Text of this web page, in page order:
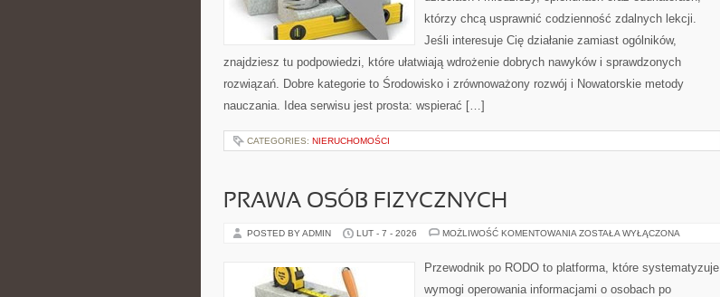
którzy chcą usprawnić codzienność zdalnych lekcji.
Jeśli interesuje Cię działanie zamiast ogólników,
znajdziesz tu podpowiedzi, które ułatwiają wdrożenie dobrych nawyków i sprawdzonych
rozwiązań. Dobre kategorie to Środowisko i zrównoważony rozwój i Nowatorskie metody
nauczania. Idea serwisu jest prosta: wspierać […]
CATEGORIES: NIERUCHOMOŚCI
PRAWA OSÓB FIZYCZNYCH
POSTED BY ADMIN LUT - 7 - 2026 MOŻLIWOŚĆ KOMENTOWANIA PRAWA
ZOSTAŁA WYŁĄCZONA
Przewodnik po RODO to platforma, które systematyzuje
wymogi operowania informacjami o osobach po